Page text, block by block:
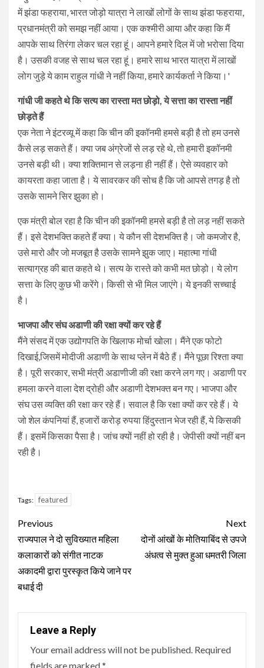
में झंडा फहराया, भारत जोड़ो यात्रा ने लाखों लोगों के साथ झंडा फहराया,
प्रधानमंत्री को समझ नहीं आया। एक कश्मीरी आया और कहा कि मैं
आपके साथ तिरंगा लेकर चल रहा हूं। आपने हमारे दिल में जो भरोसा दिया
है। उसकी वजह से साथ चल रहा हूं। हमारे साथ भारत यात्रा में लाखों
लोग जुड़े ये काम राहुल गांधी ने नहीं किया, हमारे कार्यकर्ता ने किया।'
गांधी जी कहते थे कि सत्य का रास्ता मत छोड़ो, ये सत्ता का रास्ता नहीं
छोड़ते हैं
एक नेता ने इंटरव्यू में कहा कि चीन की इकॉनमी हमसे बड़ी है तो हम उनसे
कैसे लड़ सकते हैं। क्या जब अंग्रेजों से लड़ रहे थे, तो हमारी इकॉनमी
उनसे बड़ी थी। क्या शक्तिमान से लड़ना ही नहीं हैं। ऐसे व्यवहार को
कायरता कहा जाता है। ये सावरकर की सोच है कि जो आपसे तगड़ है तो
उसके सामने सिर झुका हो।
एक मंत्री बोल रहा है कि चीन की इकॉनमी हमसे बड़ी है तो लड़ नहीं सकते
हैं। इसे देशभक्ति कहते हैं क्या। ये कौन सी देशभक्ति है। जो कमजोर है,
उसे मारो और जो मजबूत है उसके सामने झुक जाए। महात्मा गांधी
सत्याग्रह की बात कहते थे। सत्य के रास्ते को कभी मत छोड़ो। ये लोग
सत्ता के लिए कुछ भी करेंगे। किसी से भी मिल जाएंगे। ये इनकी सच्चाई
है।
भाजपा और संघ अडाणी की रक्षा क्यों कर रहे हैं
मैंने संसद में एक उद्योगपति के खिलाफ मोर्चा खोला। मैंने एक फोटो
दिखाई,जिसमें मोदीजी अडाणी के साथ प्लेन में बैठे हैं। मैंने पूछा रिश्ता क्या
है। पूरी सरकार, सभी मंत्री अडाणीजी की रक्षा करने लग गए। अडाणी पर
हमला करने वाला देश द्रोही और अडाणी देशभक्त बन गए। भाजपा और
संघ उस व्यक्ति की रक्षा कर रहे हैं। सवाल है कि रक्षा क्यों कर रहे हैं। ये
जो शेल कंपनियां हैं, हजारों करोड़ रुपया हिंदुस्तान भेज रही हैं, ये किसकी
हैं। इसमें किसका पैसा है। जांच क्यों नहीं हो रही है। जेपीसी क्यों नहीं बन
रही है।
Tags: featured
Continue
Reading
Previous
राज्यपाल ने दो सुविख्यात महिला
कलाकारों को संगीत नाटक
अकादमी द्वारा पुरस्कृत किये जाने पर
बधाई दी
Next
दोनों आंखों के मोतियाबिंद से उपजे
अंधत्व से मुक्त हुआ धमतरी जिला
Leave a Reply
Your email address will not be published. Required
fields are marked*